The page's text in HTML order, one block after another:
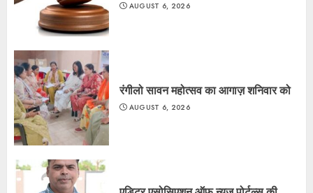
AUGUST 6, 2026
रंगीलो सावन महोत्सव का आगाज़ शनिवार को
AUGUST 6, 2026